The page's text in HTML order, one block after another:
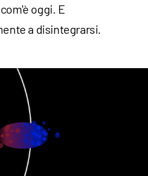
oggi. E
a disintegrarsi.